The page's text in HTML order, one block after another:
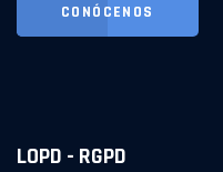
CONÓCENOS
LOPD - RGPD